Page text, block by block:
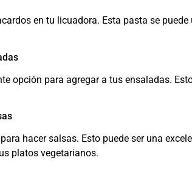
en tu licuadora. Esta pasta se
opción para agregar a tus ensaladas.
hacer salsas. Esto puede ser una
platos vegetarianos.